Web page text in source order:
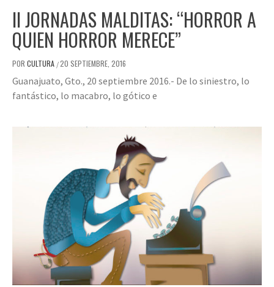
II JORNADAS MALDITAS: “HORROR A
QUIEN HORROR MERECE”
POR CULTURA /20 SEPTIEMBRE, 2016
Guanajuato, Gto., 20 septiembre 2016.- De lo siniestro, lo
fantástico, lo macabro, lo gótico e